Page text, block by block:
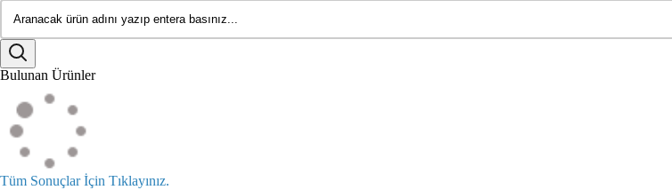
Bulunan Ürünler
Tüm Sonuçlar İçin Tıklayınız.